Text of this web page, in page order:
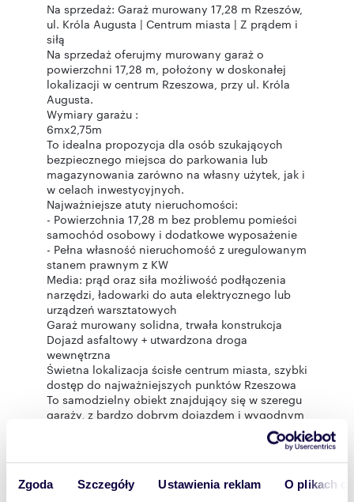
Zgoda Szczegóły Ustawienia reklam O plikach
Na sprzedaż: Garaż murowany 17,28 m Rzeszów,
ul. Króla Augusta | Centrum miasta | Z prądem i
siłą
Na sprzedaż oferujmy murowany garaż o
powierzchni 17,28 m, położony w doskonałej
lokalizacji w centrum Rzeszowa, przy ul. Króla
Augusta.
Wymiary garażu :
6mx2,75m
To idealna propozycja dla osób szukających
bezpiecznego miejsca do parkowania lub
magazynowania zarówno na własny użytek, jak i
w celach inwestycyjnych.
Najważniejsze atuty nieruchomości:
- Powierzchnia 17,28 m bez problemu pomieści
samochód osobowy i dodatkowe wyposażenie
- Pełna własność nieruchomość z uregulowanym
stanem prawnym z KW
Media: prąd oraz siła możliwość podłączenia
narzędzi, ładowarki do auta elektrycznego lub
urządzeń warsztatowych
Garaż murowany solidna, trwała konstrukcja
Dojazd asfaltowy + utwardzona droga
wewnętrzna
Świetna lokalizacja ścisłe centrum miasta, szybki
dostęp do najważniejszych punktów Rzeszowa
To samodzielny obiekt znajdujący się w szeregu
garaży, z bardzo dobrym dojazdem i wygodnym
Sprawdzi się zarówno jako miejsce postojowe,
jak i przestrzeń do prowadzenia drobnej
Agent prowadzący: